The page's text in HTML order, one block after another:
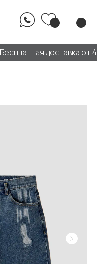
Бесплатная доставка от